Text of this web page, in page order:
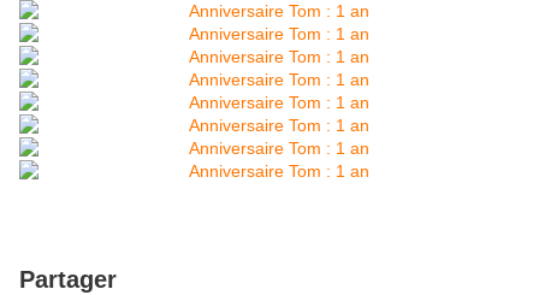
Partager